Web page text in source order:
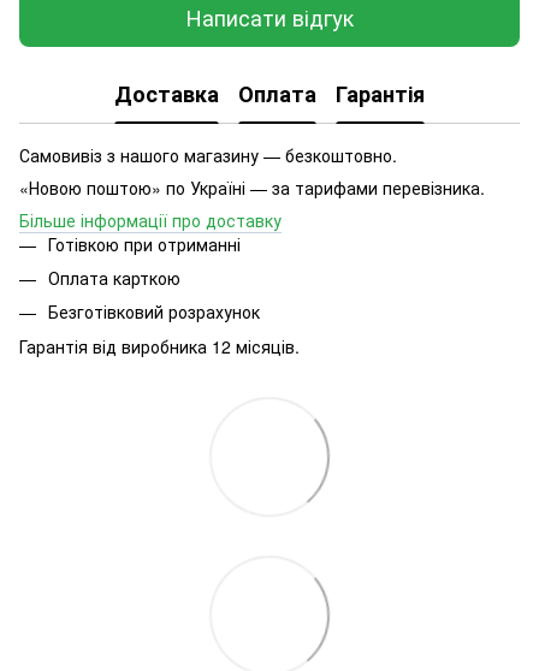
Написати відгук
Доставка Оплата Гарантія
Самовивіз з нашого магазину — безкоштовно.
«Новою поштою» по Україні — за тарифами перевізника.
Більше інформації про доставку
Готівкою при отриманні
Оплата карткою
Безготівковий розрахунок
Гарантія від виробника 12 місяців.